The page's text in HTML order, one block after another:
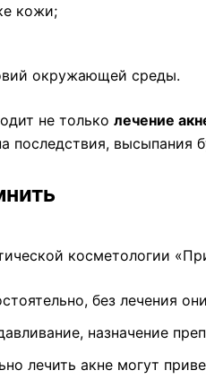
кожи;
окружающей среды.
не только лечение
последствия, высыпания
косметологии
без лечения
назначение
лечить акне могут